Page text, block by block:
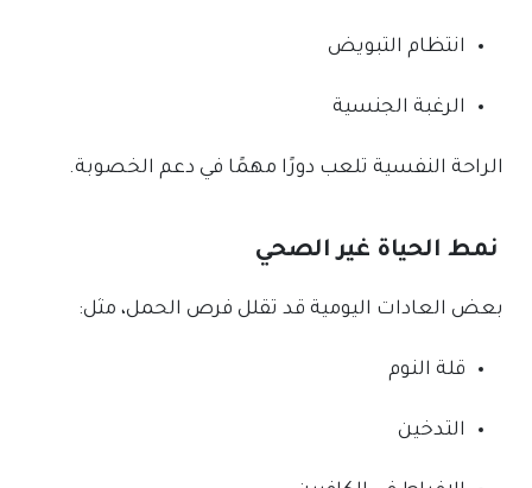
انتظام التبويض
الرغبة الجنسية
الراحة النفسية تلعب دورًا مهمًا في دعم الخصوبة.
نمط الحياة غير الصحي
بعض العادات اليومية قد تقلل فرص الحمل، مثل:
قلة النوم
التدخين